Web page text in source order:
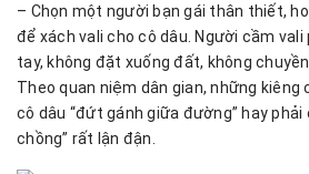
– Chọn một người bạn gái thân thiết,
để xách vali cho cô dâu. Người cầm
tay, không đặt xuống đất, không
Theo quan niệm dân gian, những kiêng
cô dâu “đứt gánh giữa đường” hay phải
chồng” rất lận đận.